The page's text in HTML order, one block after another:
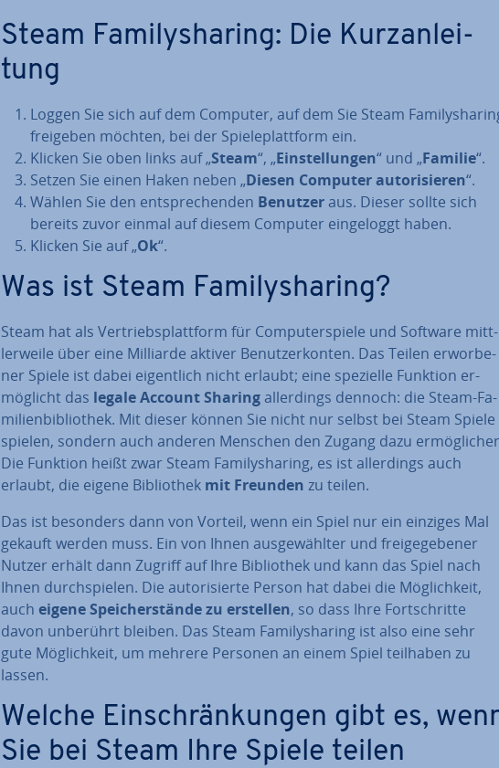
Steam Fa­mi­lys­ha­ring: Die Kurz­an­lei­
tung
Loggen Sie sich auf dem Computer, auf dem Sie Steam
freigeben möchten, bei der Spie­le­platt­form ein.
Klicken Sie oben links auf „Steam“, „Ein­stel­lun­gen“ und „Familie“.
Setzen Sie einen Haken neben „Diesen Computer au­to­ri­sie­ren“.
Wählen Sie den ent­spre­chen­den Benutzeraus. Dieser sollte sich
bereits zuvor einmal auf diesem Computer ein­ge­loggt haben.
Klicken Sie auf „Ok“.
Was ist Steam Fa­mi­lys­ha­ring?
Steam hat als Ver­triebs­platt­form für Com­pu­ter­spie­le und Software mitt­
ler­wei­le über eine Milliarde aktiver Be­nut­zer­kon­ten. Das Teilen er­wor­be­
ner Spiele ist dabei ei­gent­lich nicht erlaubt; eine spezielle Funktion er­
mög­licht das legale Account Sharingal­ler­dings dennoch: die Steam-Fa­
mi­li­en­bi­blio­thek. Mit dieser können Sie nicht nur selbst bei Steam Spiele
spielen, sondern auch anderen Menschen den Zugang dazu
Die Funktion heißt zwar Steam Fa­mi­lys­ha­ring, es ist al­ler­dings auch
erlaubt, die eigene Bi­blio­thek mit Freunden zu teilen.
Das ist besonders dann von Vorteil, wenn ein Spiel nur ein einziges Mal
gekauft werden muss. Ein von Ihnen aus­ge­wähl­ter und frei­ge­ge­be­ner
Nutzer erhält dann Zugriff auf Ihre Bi­blio­thek und kann das Spiel nach
Ihnen durch­spie­len. Die au­to­ri­sier­te Person hat dabei die Mög­lich­keit,
auch eigene Spei­cher­stän­de zu erstellen, so dass Ihre Fort­schrit­te
davon unberührt bleiben. Das Steam Fa­mi­lys­ha­ring ist also eine sehr
gute Mög­lich­keit, um mehrere Personen an einem Spiel teilhaben zu
lassen.
Welche Ein­schrän­kun­gen gibt es,
Sie bei Steam Ihre Spiele teilen